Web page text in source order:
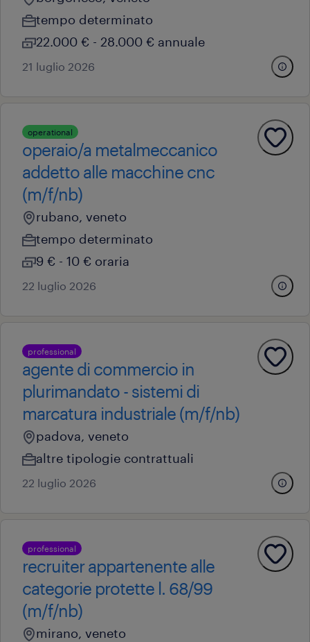
tempo determinato
22.000 € - 28.000 € annuale
21 luglio 2026
operational
operaio/a metalmeccanico
addetto alle macchine cnc
(m/f/nb)
rubano, veneto
tempo determinato
9 € - 10 € oraria
22 luglio 2026
professional
agente di commercio in
plurimandato - sistemi di
marcatura industriale (m/f/nb)
padova, veneto
altre tipologie contrattuali
22 luglio 2026
professional
recruiter appartenente alle
categorie protette l. 68/99
(m/f/nb)
mirano, veneto